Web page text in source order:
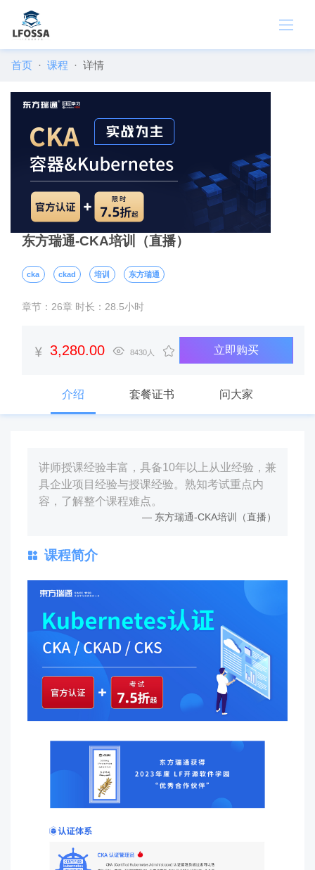
首页 课程 详情
东方瑞通-CKA培训（直播）
cka ckad 培训 东方瑞通
章节：26章 时长：28.5小时
3,280.00 8430人 立即购买
介绍 套餐证书 问大家
讲师授课经验丰富，具备10年以上从业经验，兼
具企业项目经验与授课经验。熟知考试重点内
容，了解整个课程难点。
东方瑞通-CKA培训（直播）
课程简介